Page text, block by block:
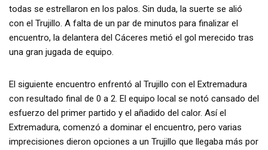
todas se estrellaron en los palos. Sin duda, la suerte se alió
con el Trujillo. A falta de un par de minutos para finalizar el
encuentro, la delantera del Cáceres metió el gol merecido tras
una gran jugada de equipo.
El siguiente encuentro enfrentó al Trujillo con el Extremadura
con resultado final de 0 a 2. El equipo local se notó cansado del
esfuerzo del primer partido y el añadido del calor. Así el
Extremadura, comenzó a dominar el encuentro, pero varias
imprecisiones dieron opciones a un Trujillo que llegaba más por